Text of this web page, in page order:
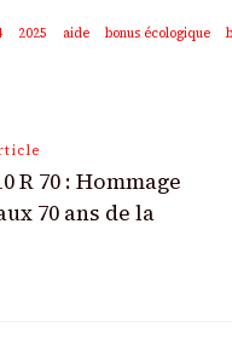
2025 aide bonus écologique
R 70 : Hommage
70 ans de la